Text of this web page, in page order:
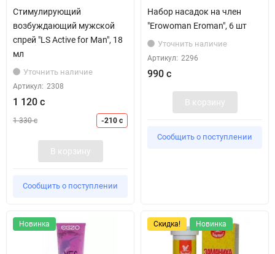
Стимулирующий
возбуждающий мужской
спрей "LS Active for Man", 18
мл
Уточнить наличие
Артикул: 2308
1 120 с
1 330 с -210 с
В корзину
Сообщить о поступлении
Набор насадок на член
"Erowoman Eroman", 6 шт
Уточнить наличие
Артикул: 2296
990 с
В корзину
Сообщить о поступлении
Новинка Скидка! Новинка